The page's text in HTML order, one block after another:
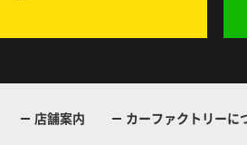
店舗案内 カーファクトリーに